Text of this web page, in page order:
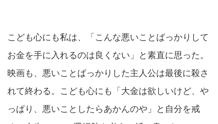
こども心にも私は、「こんな悪いことばっかりして
お金を手に入れるのは良くない」と素直に思った。
映画も、悪いことばっかりした主人公は最後に殺さ
れて終わる。こども心にも「大金は欲しいけど、や
っぱり、悪いことしたらあかんのや」と自分を戒